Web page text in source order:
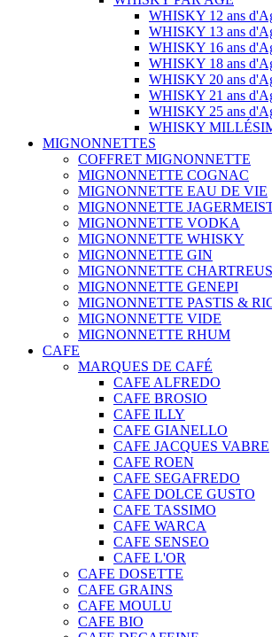
WHISKY 12 ans
WHISKY 13 ans
WHISKY 16 ans
WHISKY 18 ans
WHISKY 20 ans
WHISKY 21 ans
WHISKY 25 ans
WHISKY
MIGNONNETTES
COFFRET MIGNONNETTE
MIGNONNETTE COGNAC
MIGNONNETTE EAU DE VIE
MIGNONNETTE
MIGNONNETTE VODKA
MIGNONNETTE WHISKY
MIGNONNETTE GIN
MIGNONNETTE
MIGNONNETTE GENEPI
MIGNONNETTE PASTIS &
MIGNONNETTE VIDE
MIGNONNETTE RHUM
CAFE
MARQUES DE CAFÉ
CAFE ALFREDO
CAFE BROSIO
CAFE ILLY
CAFE GIANELLO
CAFE JACQUES VABRE
CAFE ROEN
CAFE SEGAFREDO
CAFE DOLCE GUSTO
CAFE TASSIMO
CAFE WARCA
CAFE SENSEO
CAFE L'OR
CAFE DOSETTE
CAFE GRAINS
CAFE MOULU
CAFE BIO